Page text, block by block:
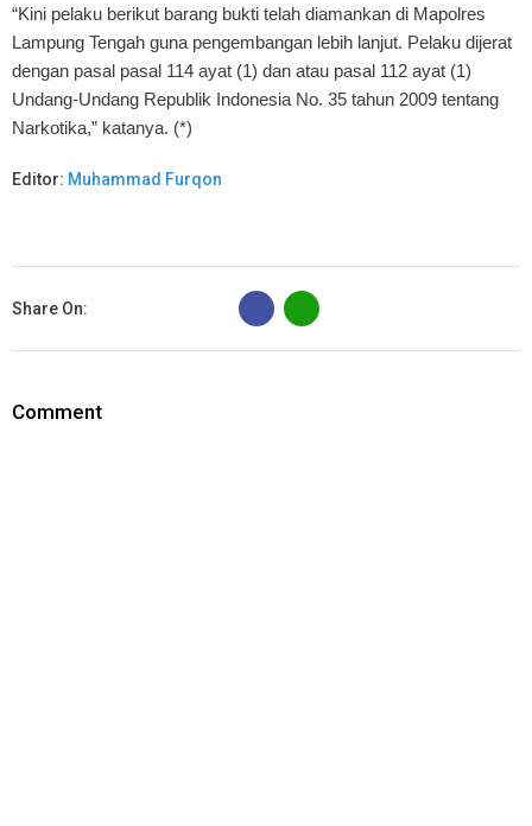
“Kini pelaku berikut barang bukti telah diamankan di Mapolres
Lampung Tengah guna pengembangan lebih lanjut. Pelaku dijerat
dengan pasal pasal 114 ayat (1) dan atau pasal 112 ayat (1)
Undang-Undang Republik Indonesia No. 35 tahun 2009 tentang
Narkotika,” katanya. (*)
Editor: Muhammad Furqon
Share On:
B
Comment